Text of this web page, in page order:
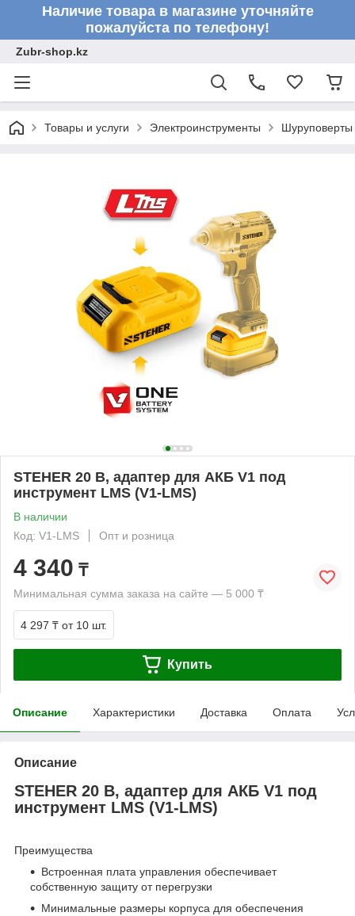
Наличие товара в магазине уточняйте
пожалуйста по телефону!
Zubr-shop.kz
Товары и услуги Электроинструменты Шуруповерты
STEHER 20 В, адаптер для АКБ V1 под
инструмент LMS (V1-LMS)
В наличии
Код: V1-LMS
Опт и розница
4 340 ₸
Минимальная сумма заказа на сайте — 5 000 ₸
4 297 ₸ от 10 шт.
Купить
Описание Характеристики Доставка Оплата
Описание
STEHER 20 В, адаптер для АКБ V1 под
инструмент LMS (V1-LMS)
Преимущества
Встроенная плата управления обеспечивает
собственную защиту от перегрузки
Минимальные размеры корпуса для обеспечения